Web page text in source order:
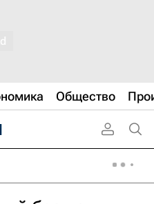
Общество